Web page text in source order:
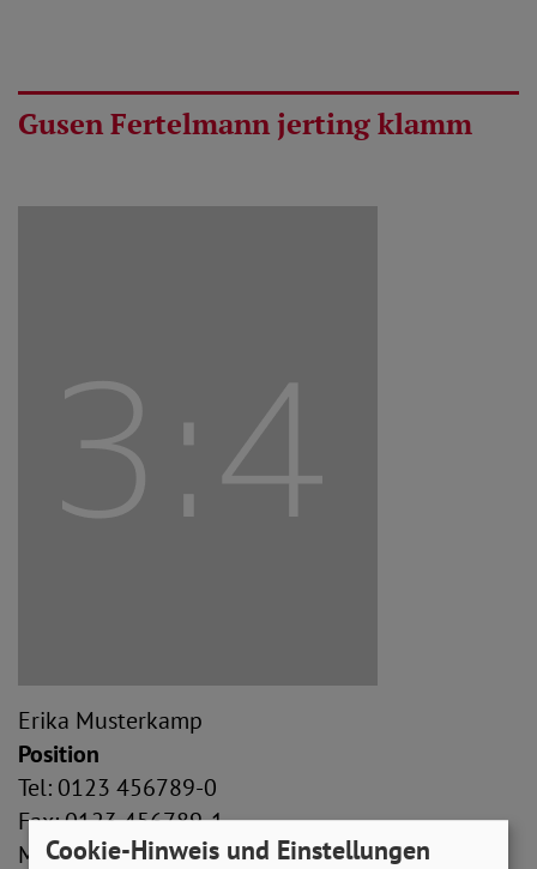
Gusen Fertelmann jerting klamm
Erika Musterkamp
Position
Tel: 0123 456789-0
Fax: 0123 456789-1
Mail:
erika.musterkamp(at)sovd.de
Cookie-Hinweis und Einstellungen